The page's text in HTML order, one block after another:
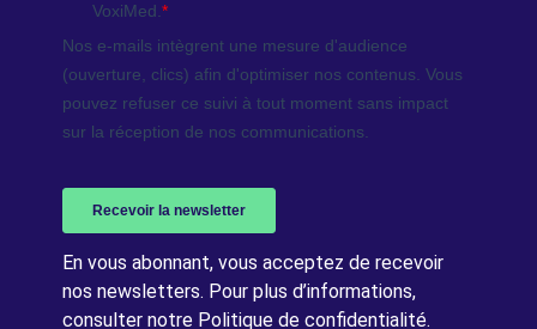
En vous abonnant, vous acceptez de recevoir
nos newsletters. Pour plus d’informations,
consulter notre Politique de confidentialité.